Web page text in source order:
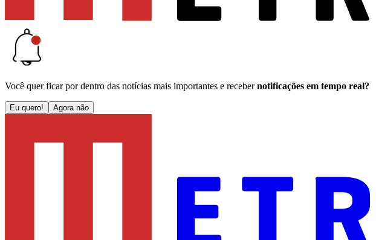
Você quer ficar por dentro das notícias mais importantes e receber notificações em tempo real?
Eu quero! Agora não